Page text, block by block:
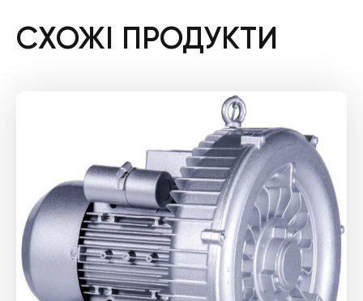
СХОЖІ ПРОДУКТИ